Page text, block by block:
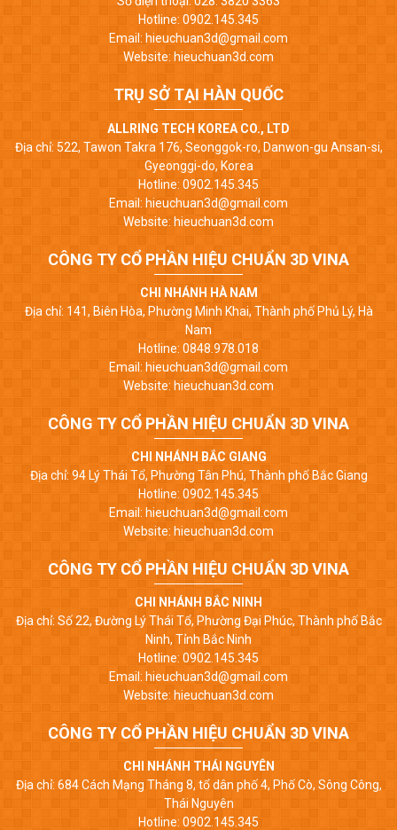
Hotline: 0902.145.345
Email: hieuchuan3d@gmail.com
Website: hieuchuan3d.com
TRỤ SỞ TẠI HÀN QUỐC
ALLRING TECH KOREA CO., LTD
Địa chỉ: 522, Tawon Takra 176, Seonggok-ro, Danwon-gu Ansan-si,
Gyeonggi-do, Korea
Hotline: 0902.145.345
Email: hieuchuan3d@gmail.com
Website: hieuchuan3d.com
CÔNG TY CỔ PHẦN HIỆU CHUẨN 3D VINA
CHI NHÁNH HÀ NAM
Địa chỉ: 141, Biên Hòa, Phường Minh Khai, Thành phố Phủ Lý, Hà
Nam
Hotline: 0848.978.018
Email: hieuchuan3d@gmail.com
Website: hieuchuan3d.com
CÔNG TY CỔ PHẦN HIỆU CHUẨN 3D VINA
CHI NHÁNH BẮC GIANG
Địa chỉ: 94 Lý Thái Tổ, Phường Tân Phú, Thành phố Bắc Giang
Hotline: 0902.145.345
Email: hieuchuan3d@gmail.com
Website: hieuchuan3d.com
CÔNG TY CỔ PHẦN HIỆU CHUẨN 3D VINA
CHI NHÁNH BẮC NINH
Địa chỉ: Số 22, Đường Lý Thái Tổ, Phường Đại Phúc, Thành phố Bắc
Ninh, Tỉnh Bắc Ninh
Hotline: 0902.145.345
Email: hieuchuan3d@gmail.com
Website: hieuchuan3d.com
CÔNG TY CỔ PHẦN HIỆU CHUẨN 3D VINA
CHI NHÁNH THÁI NGUYÊN
Địa chỉ: 684 Cách Mạng Tháng 8, tổ dân phố 4, Phố Cò, Sông Công,
Thái Nguyên
Hotline: 0902.145.345